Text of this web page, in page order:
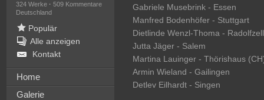
324 Werke · 509 Kommentare
Deutschland
Populär
Alle anzeigen
Kontakt
Home
Galerie
Gabriele Musebrink - Essen
Manfred Bodenhöfer - Stuttgart
Dietlinde Wenzl-Thoma - Radolfzell
Jutta Jäger - Salem
Martina Lauinger - Thörishaus
Armin Wieland - Gailingen
Detlev Eilhardt - Singen